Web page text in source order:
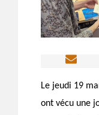
Le jeudi 19
ont vécu une